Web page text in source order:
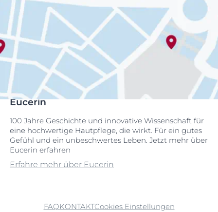
Eucerin
100 Jahre Geschichte und innovative Wissenschaft für
eine hochwertige Hautpflege, die wirkt. Für ein gutes
Gefühl und ein unbeschwertes Leben. Jetzt mehr über
Eucerin erfahren
Erfahre mehr über Eucerin
FAQKONTAKTCookies Einstellungen